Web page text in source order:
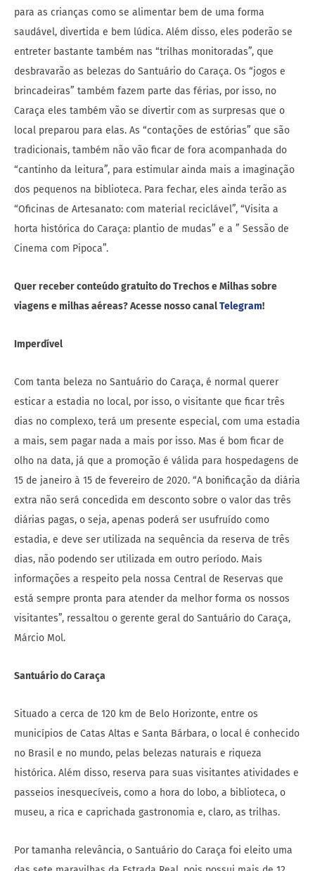
para as crianças como se alimentar bem de uma forma
saudável, divertida e bem lúdica. Além disso, eles poderão se
entreter bastante também nas “trilhas monitoradas”, que
desbravarão as belezas do Santuário do Caraça. Os “jogos e
brincadeiras” também fazem parte das férias, por isso, no
Caraça eles também vão se divertir com as surpresas que o
local preparou para elas. As “contações de estórias” que são
tradicionais, também não vão ficar de fora acompanhada do
“cantinho da leitura”, para estimular ainda mais a imaginação
dos pequenos na biblioteca. Para fechar, eles ainda terão as
“Oficinas de Artesanato: com material reciclável”, “Visita a
horta histórica do Caraça: plantio de mudas” e a ” Sessão de
Cinema com Pipoca”.
Quer receber conteúdo gratuito do Trechos e Milhas sobre
viagens e milhas aéreas? Acesse nosso canalTelegram!
Imperdível
Com tanta beleza no Santuário do Caraça, é normal querer
esticar a estadia no local, por isso, o visitante que ficar três
dias no complexo, terá um presente especial, com uma estadia
a mais, sem pagar nada a mais por isso. Mas é bom ficar de
olho na data, já que a promoção é válida para hospedagens de
15 de janeiro à 15 de fevereiro de 2020. “A bonificação da diária
extra não será concedida em desconto sobre o valor das três
diárias pagas, o seja, apenas poderá ser usufruído como
estadia, e deve ser utilizada na sequência da reserva de três
dias, não podendo ser utilizada em outro período. Mais
informações a respeito pela nossa Central de Reservas que
está sempre pronta para atender da melhor forma os nossos
visitantes”, ressaltou o gerente geral do Santuário do Caraça,
Márcio Mol.
Santuário do Caraça
Situado a cerca de 120 km de Belo Horizonte, entre os
municípios de Catas Altas e Santa Bárbara, o local é conhecido
no Brasil e no mundo, pelas belezas naturais e riqueza
histórica. Além disso, reserva para suas visitantes atividades e
passeios inesquecíveis, como a hora do lobo, a biblioteca, o
museu, a rica e caprichada gastronomia e, claro, as trilhas.
Por tamanha relevância, o Santuário do Caraça foi eleito uma